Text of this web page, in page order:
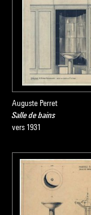
Auguste Perret
Salle de bains
vers 1931